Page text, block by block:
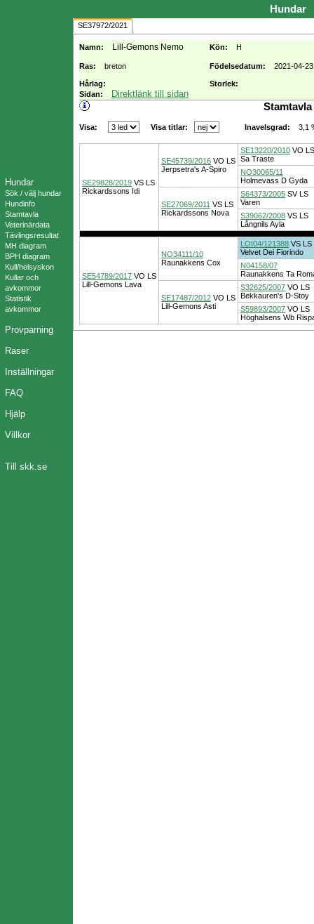
Hundar
Sök / välj hundar
Hundinfo
Stamtavla
Veterinärdata
Tävlingsresultat
MH diagram
BPH diagram
Kull/helsyskon
Kullar och
avkommor
Statistik
avkommor
Provparning
Raser
Inställningar
FAQ
Hjälp
Villkor
Till skk.se
Hundar
SE37972/2021
Namn: Lill-Gemons Nemo Kön: H
Ras: breton Födelsedatum: 2021-04-23
Hårlag:
Storlek:
Sidan:
Direktlänk till sidan
Stamtavla
Visa: Visa titlar: Inavelsgrad: 3,1
SE29828/2019 VS LS
Rickardssons Idi
SE45739/2016 VO LS
Jerpsetra's A-Spiro
SE13220/2010 VO LS
Sa Traste
NO30065/11
Holmevass D Gyda
SE27069/2011 VS LS
Rickardssons Nova
S64373/2005 SVLS
Varen
S39062/2008 VS LS
Långnils Ayla
SE54789/2017 VO LS
Lill-Gemons Lava
NO34111/10
Raunakkens Cox
LOI04/121388 VS LS
Velvet Dei Fiorindo
N04158/07
Raunakkens Ta
SE17487/2012 VO LS
Lill-Gemons Asti
S32625/2007 VO LS
Bekkauren's D-Stoy
S59893/2007 VO LS
Höghalsens Wb